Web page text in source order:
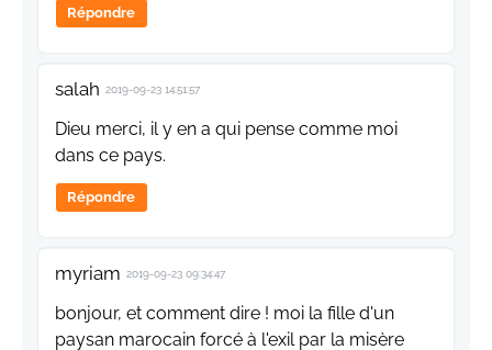
Répondre
salah 2019-09-23 14:51:57
Dieu merci, il y en a qui pense comme moi
dans ce pays.
Répondre
myriam 2019-09-23 09:34:47
bonjour, et comment dire ! moi la fille d'un
paysan marocain forcé à l'exil par la misère